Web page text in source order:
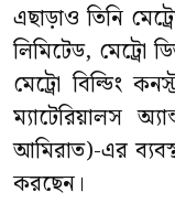
এছাড়াও তিনি
লিমিটেড, মেট্রো
মেট্রো বিল্ডিং
ম্যাটেরিয়ালস
আমিরাত)-এর
করছেন।